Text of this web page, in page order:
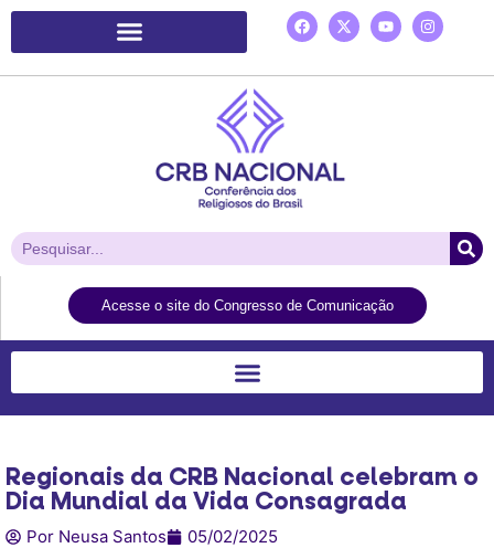
Acesse o site do Congresso de Comunicação
Regionais da CRB Nacional celebram o
Dia Mundial da Vida Consagrada
Por Neusa Santos 05/02/2025